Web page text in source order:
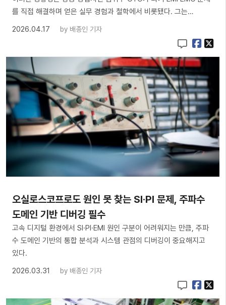
를 직접 해결하며 얻은 실무 경험과 철학에서 비롯됐다. 그는…
2026.04.17
by 배종인 기자
오실로스코프로도 원인 못 찾는 SI·PI 문제, 주파수
도메인 기반 디버깅 필수
고속 디지털 환경에서 SI·PI·EMI 원인 구분이 어려워지는 만큼, 주파
수 도메인 기반의 통합 분석과 시스템 관점의 디버깅이 중요해지고
있다.
2026.03.31
by 배종인 기자